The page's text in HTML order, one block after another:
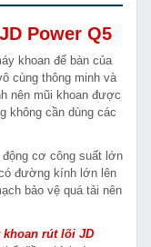
Power Q5
khoan để bàn của
cùng thông minh và
nên mũi khoan được
không cần dùng các
cơ công suất lớn
đường kính lớn lên
bảo vệ quá tải nên
khoan rút lõi JD